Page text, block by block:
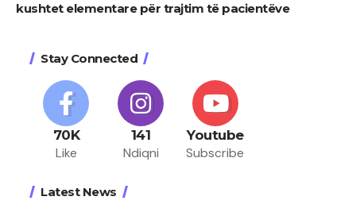
kushtet elementare për trajtim të pacientëve
Stay Connected
70K
Like
141
Ndiqni
Youtube
Subscribe
Latest News